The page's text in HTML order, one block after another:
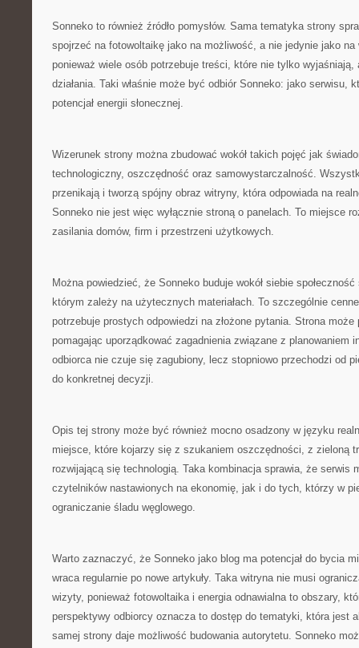
Sonneko to również źródło pomysłów. Sama tematyka strony
spojrzeć na fotowoltaikę jako na możliwość, a nie jedynie jako na
ponieważ wiele osób potrzebuje treści, które nie tylko wyjaśniają,
działania. Taki właśnie może być odbiór Sonneko: jako serwisu,
potencjał energii słonecznej.
Wizerunek strony można zbudować wokół takich pojęć jak
technologiczny, oszczędność oraz samowystarczalność.
przenikają i tworzą spójny obraz witryny, która odpowiada na
Sonneko nie jest więc wyłącznie stroną o panelach. To miejsce
zasilania domów, firm i przestrzeni użytkowych.
Można powiedzieć, że Sonneko buduje wokół siebie
którym zależy na użytecznych materiałach. To szczególnie
potrzebuje prostych odpowiedzi na złożone pytania. Strona może
pomagając uporządkować zagadnienia związane z planowaniem
odbiorca nie czuje się zagubiony, lecz stopniowo przechodzi od
do konkretnej decyzji.
Opis tej strony może być również mocno osadzony w języku
miejsce, które kojarzy się z szukaniem oszczędności, z zieloną
rozwijającą się technologią. Taka kombinacja sprawia, że serwis
czytelników nastawionych na ekonomię, jak i do tych, którzy w
ograniczanie śladu węglowego.
Warto zaznaczyć, że Sonneko jako blog ma potencjał do bycia
wraca regularnie po nowe artykuły. Taka witryna nie musi
wizyty, ponieważ fotowoltaika i energia odnawialna to obszary,
perspektywy odbiorcy oznacza to dostęp do tematyki, która jest
samej strony daje możliwość budowania autorytetu. Sonneko